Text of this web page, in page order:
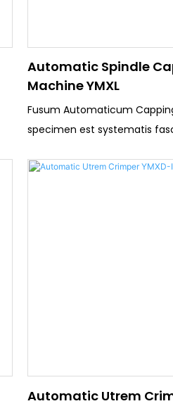
Automatic Spindle
Machine YMXL
Fusum Automaticum
specimen est systematis
varietate magnitudinum
Automatic Utrem